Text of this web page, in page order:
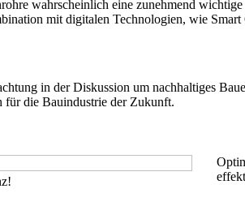
wahrscheinlich eine zunehmend
mit digitalen Technologien, wie
in der Diskussion um nachhaltiges
für die Bauindustrie der Zukunft.